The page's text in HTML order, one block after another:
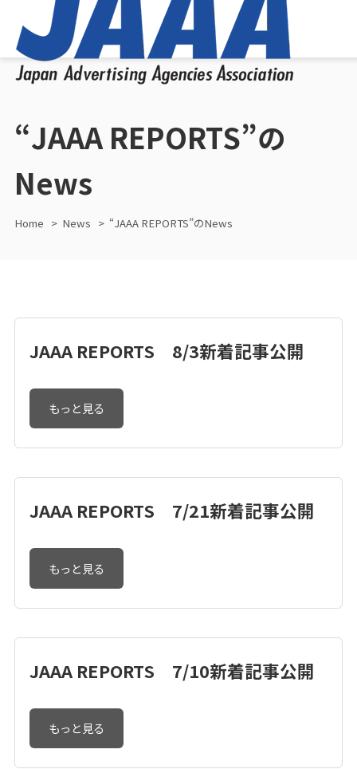
“JAAA REPORTS”の
News
Home News “JAAA REPORTS”のNews
JAAA REPORTS 8/3新着記事公開
もっと見る
JAAA REPORTS 7/21新着記事公開
もっと見る
JAAA REPORTS 7/10新着記事公開
もっと見る